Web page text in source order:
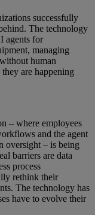
successfully
The technology
agents for
managing
human
are happening
– where employees
and the agent
oversight – is being
barriers are data
process
rethink their
The technology has
have to evolve their